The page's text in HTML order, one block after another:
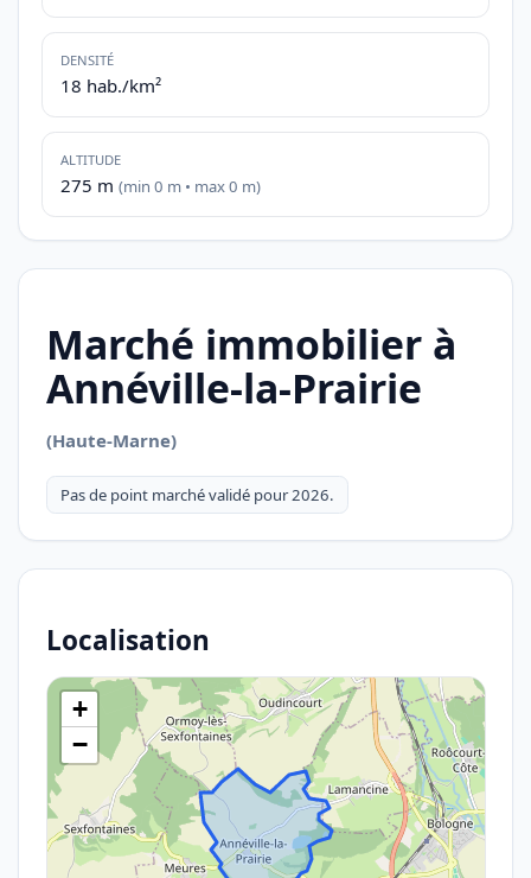
DENSITÉ
18 hab./km²
ALTITUDE
275 m (min 0 m • max 0 m)
Marché immobilier à
Annéville-la-Prairie
(Haute-Marne)
Pas de point marché validé pour 2026.
Localisation
+
−